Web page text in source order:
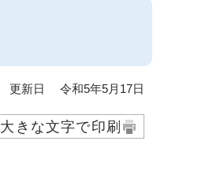
更新日 令和5年5月17日
大きな文字で印刷